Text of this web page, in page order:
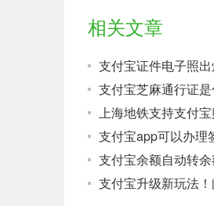
相关文章
支付宝证件电子照
支付宝芝麻通行证
上海地铁支持支付
支付宝升级新玩法